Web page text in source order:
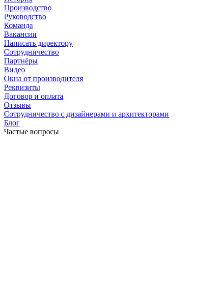
Производство
Руководство
Команда
Вакансии
Написать директору
Сотрудничество
Партнёры
Видео
Окна от производителя
Реквизиты
Договор и оплата
Отзывы
Сотрудничество с дизайнерами и архитекторами
Блог
Частые вопросы